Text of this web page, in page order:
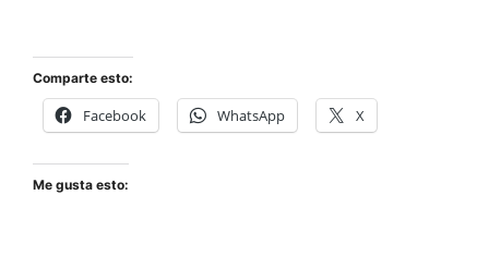
Comparte esto:
Facebook WhatsApp X
Me gusta esto: